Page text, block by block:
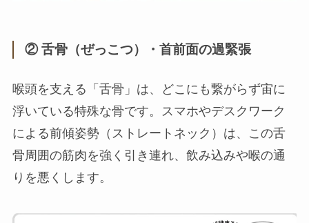
② 舌骨（ぜっこつ）・首前面の過緊張
喉頭を支える「舌骨」は、どこにも繋がらず宙に
浮いている特殊な骨です。スマホやデスクワーク
による前傾姿勢（ストレートネック）は、この舌
骨周囲の筋肉を強く引き連れ、飲み込みや喉の通
りを悪くします。